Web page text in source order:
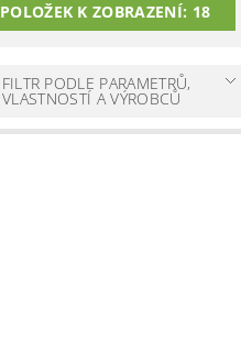
POLOŽEK K ZOBRAZENÍ: 18
FILTR PODLE PARAMETRŮ,
VLASTNOSTÍ A VÝROBCŮ